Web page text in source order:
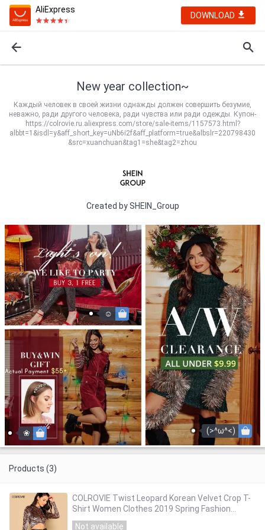
AliExpress
DOWNLOAD
New year collection~
Каждый человек в своей жизни однажды должен совершить безумие,
неважно, ради другого человека, ради чувства или ради одежды. Купон-
https://colrovie.ru.aliexpress.com/store/sale-items/1157573.html?
albbt=1&isdl=y&aff_short_key=uNb6i2f&aff_platform=true&albslr=220798430
&src=xuanchuan&tag1=she&tag2=zhou
Created bySHEIN_Group
☺
(>^ω^<)
❀
Products (3)
COLROVIE Twist Leopard Korean Velvet Crop T-
Shirt Women Clothes 2019 Spring Fashion
Streetwear Long Sleeve Tee Shirt Femme Tops
Not available